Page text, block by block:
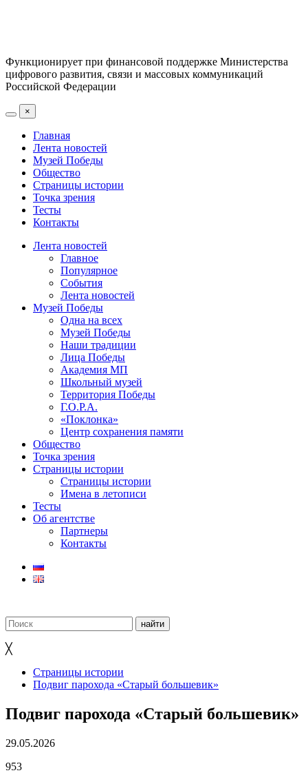
Функционирует при финансовой поддержке Министерства
цифрового развития, связи и массовых коммуникаций
Российской Федерации
×
Главная
Лента новостей
Музей Победы
Общество
Страницы истории
Точка зрения
Тесты
Контакты
Лента новостей
Главное
Популярное
События
Лента новостей
Музей Победы
Одна на всех
Музей Победы
Наши традиции
Лица Победы
Академия МП
Школьный музей
Территория Победы
Г.О.Р.А.
«Поклонка»
Центр сохранения памяти
Общество
Точка зрения
Страницы истории
Страницы истории
Имена в летописи
Тесты
Об агентстве
Партнеры
Контакты
╳
Страницы истории
Подвиг парохода «Старый большевик»
Подвиг парохода «Старый большевик»
29.05.2026
953